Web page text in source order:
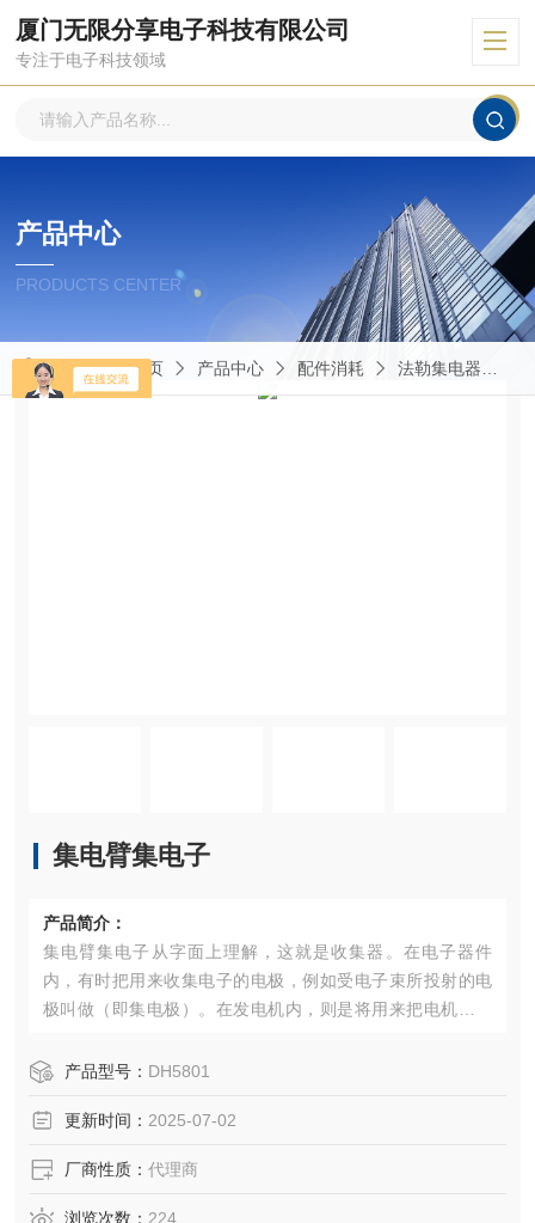
厦门无限分享电子科技有限公司
专注于电子科技领域
产品中心
PRODUCTS CENTER
当前位置：首页 产品中心 配件消耗 法勒集电器
集电臂集电子
产品简介：
集电臂集电子从字面上理解，这就是收集器。在电子器件
内，有时把用来收集电子的电极，例如受电子束所投射的电
极叫做（即集电极）。在发电机内，则是将用来把电机内所
变化着的电流的装置叫做
产品型号： DH5801
更新时间： 2025-07-02
厂商性质： 代理商
浏览次数： 224